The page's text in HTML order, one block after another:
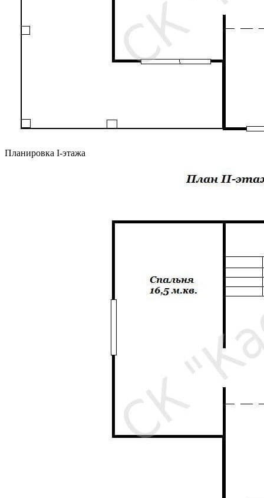
Планировка I-этажа